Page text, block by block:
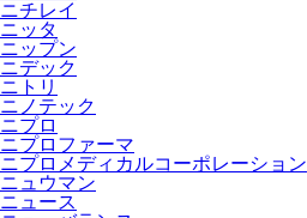
ニチレイ
ニッタ
ニップン
ニデック
ニトリ
ニノテック
ニプロ
ニプロファーマ
ニプロメディカルコーポレーション
ニュウマン
ニュース